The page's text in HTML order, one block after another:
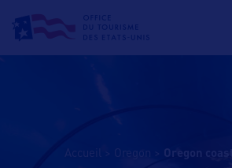
Accueil Oregon oregon